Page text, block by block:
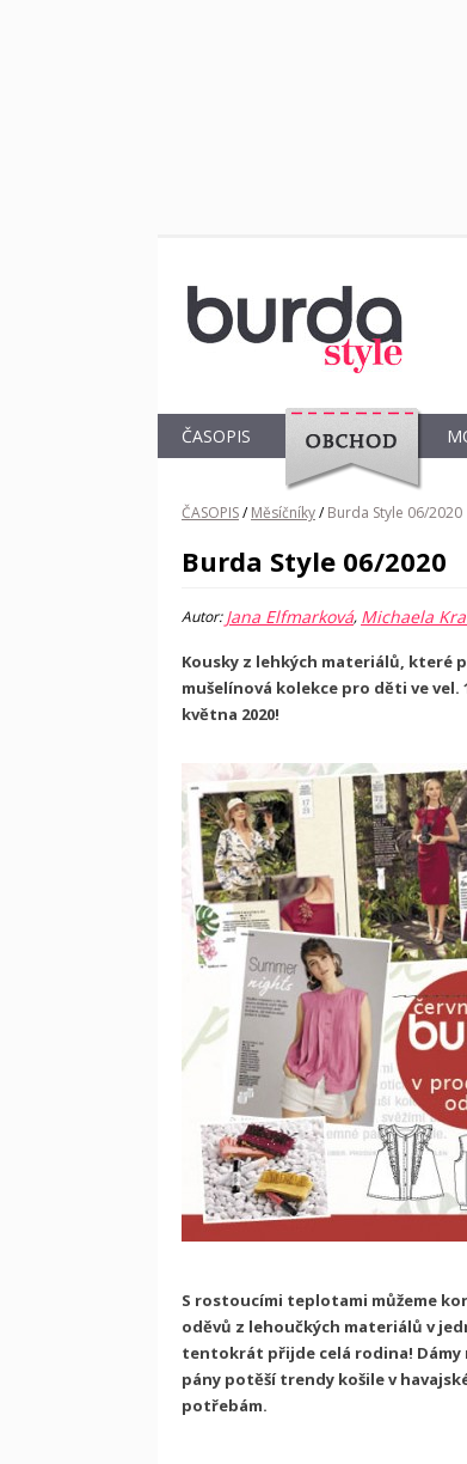
ČASOPIS
OBCHOD
ČASOPIS/ Měsíčníky/ Burda Style 06/2020
Burda Style 06/2020
Autor:Jana Elfmarková, Michaela
Kousky z lehkých materiálů, které
mušelínová kolekce pro děti ve vel.
května 2020!
S rostoucími teplotami můžeme
oděvů z lehoučkých materiálů v
tentokrát přijde celá rodina!
pány potěší trendy košile v
potřebám.